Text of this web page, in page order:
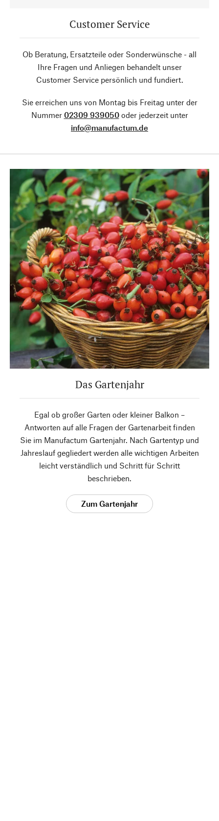
Customer Service
Ob Beratung, Ersatzteile oder Sonderwünsche - all
Ihre Fragen und Anliegen behandelt unser
Customer Service persönlich und fundiert.
Sie erreichen uns von Montag bis Freitag unter der
Nummer 02309 939050oder jederzeit unter
info@manufactum.de
Das Gartenjahr
Egal ob großer Garten oder kleiner Balkon –
Antworten auf alle Fragen der Gartenarbeit finden
Sie im Manufactum Gartenjahr. Nach Gartentyp und
Jahreslauf gegliedert werden alle wichtigen Arbeiten
leicht verständlich und Schritt für Schritt
beschrieben.
Zum Gartenjahr